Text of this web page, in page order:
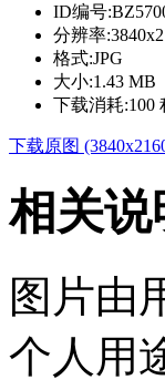
ID编号:
分辨率:
格式:JPG
大小:1.43 MB
下载消耗:100
下载原图
相关说
图片由
个人用